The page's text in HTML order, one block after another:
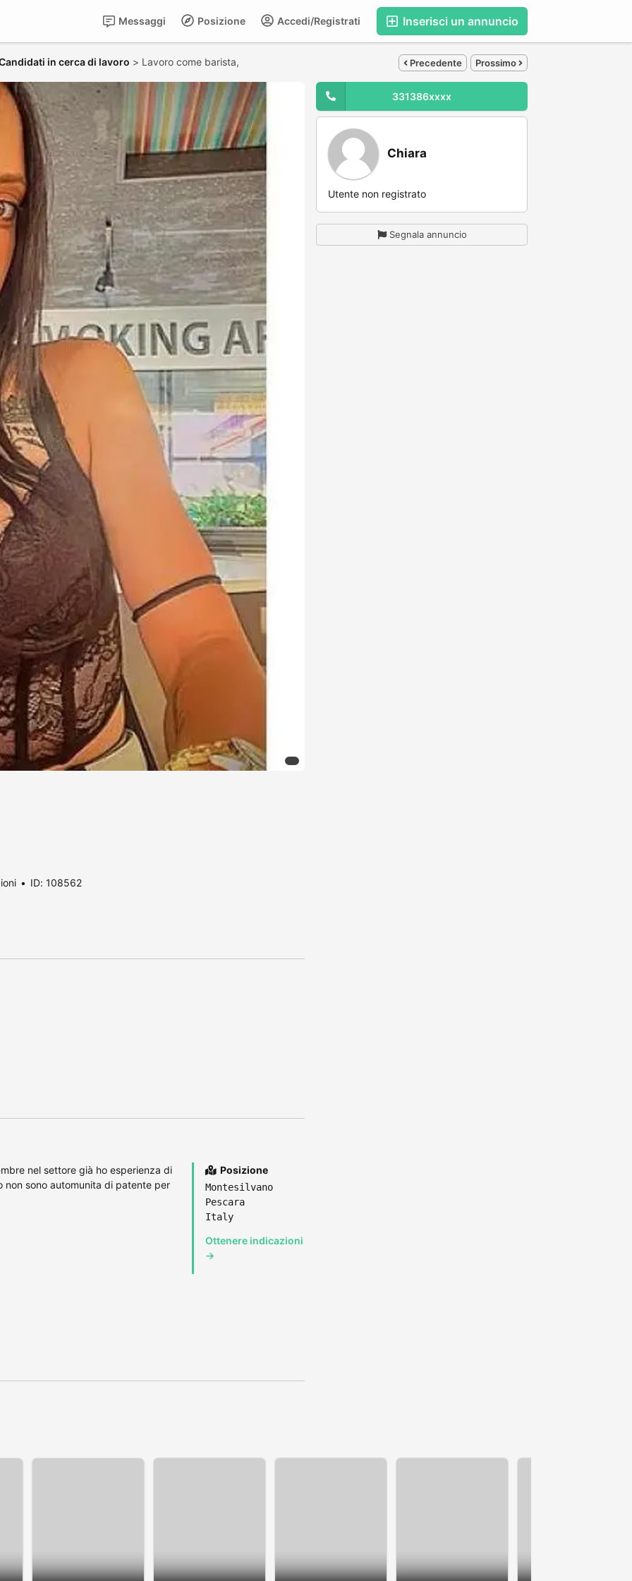
Inserisci un annuncio
Accedi/Registrati
Posizione
Messaggi
in cerca di lavoro > Lavoro come barista, Precedente Prossimo
ID: 108562
nel settore già ho esperienza di
non sono automunita di patente per
Posizione
Montesilvano
Pescara
Italy
Ottenere indicazioni
→
331386xxxx
Chiara
Utente non registrato
Segnala annuncio